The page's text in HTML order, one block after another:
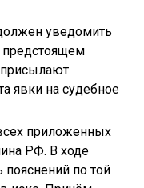
уведомить
предстоящем
присылают
явки на судебное
приложенных
РФ. В ходе
пояснений по той